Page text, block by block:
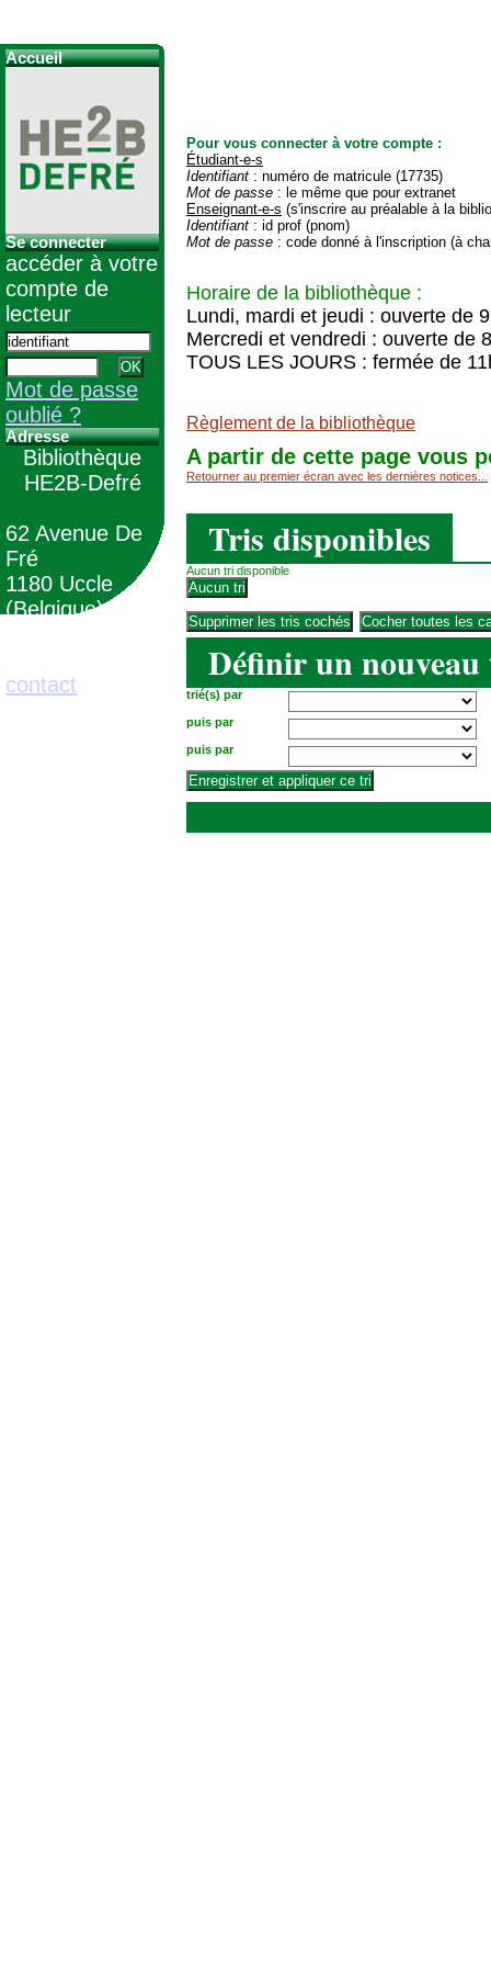
Pour vous connecter à votre compte :
Étudiant-e-s
Identifiant : numéro de matricule (17735)
Mot de passe : le même que pour extranet
Enseignant-e-s (s'inscrire au préalable à la
Identifiant : id prof (pnom)
Mot de passe : code donné à l'inscription (à
Horaire de la bibliothèque :
Lundi, mardi et jeudi : ouverte de
Mercredi et vendredi : ouverte de
TOUS LES JOURS : fermée de
Règlement de la bibliothèque
A partir de cette page vous
Retourner au premier écran avec les dernières notices...
Tris disponibles
Aucun tri disponible
Définir un
trié(s) par
puis par
puis par
Accueil
Se connecter
accéder à votre
compte de
lecteur
Mot de passe
oublié ?
Adresse
Bibliothèque
HE2B-Defré
62 Avenue De
Fré
1180 Uccle
(Belgique)
contact